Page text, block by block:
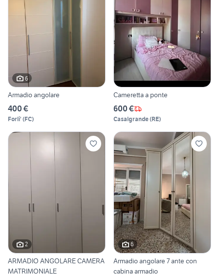
6
Armadio angolare
400 €
Forli' (FC)
Cameretta a ponte
600 €
Casalgrande(RE)
2
ARMADIO ANGOLARE CAMERA
MATRIMONIALE
6
Armadio angolare 7 ante con
cabina armadio